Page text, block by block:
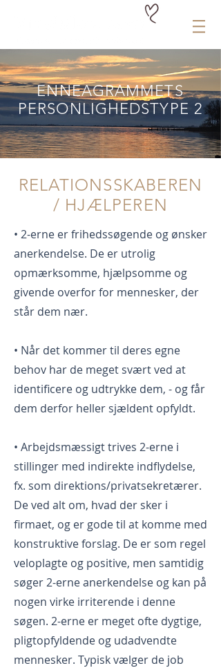
ENNEAGRAMMETS
PERSONLIGHEDSTYPE 2
RELATIONSSKABEREN
/ HJÆLPEREN
• 2-erne er frihedssøgende og ønsker
anerkendelse. De er utrolig
opmærksomme, hjælpsomme og
givende overfor for mennesker, der
står dem nær.
• Når det kommer til deres egne
behov har de meget svært ved at
identificere og udtrykke dem, - og får
dem derfor heller sjældent opfyldt.
• Arbejdsmæssigt trives 2-erne i
stillinger med indirekte indflydelse,
fx. som direktions/privatsekretærer.
De ved alt om, hvad der sker i
firmaet, og er gode til at komme med
konstruktive forslag. De er som regel
veloplagte og positive, men samtidig
søger 2-erne anerkendelse og kan på
nogen virke irriterende i denne
søgen. 2-erne er meget ofte dygtige,
pligtopfyldende og udadvendte
mennesker. Typisk vælger de job